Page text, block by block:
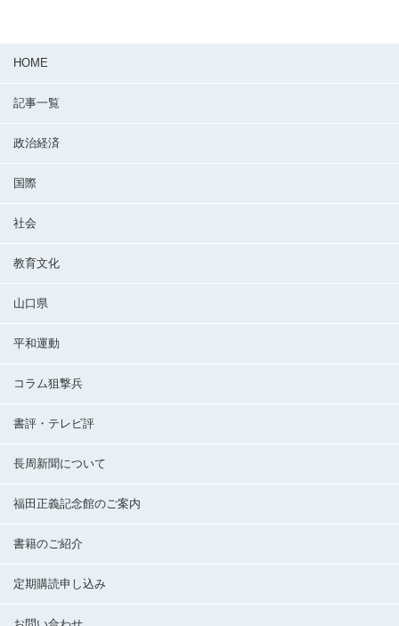
HOME
記事一覧
政治経済
国際
社会
教育文化
山口県
平和運動
コラム狙撃兵
書評・テレビ評
長周新聞について
福田正義記念館のご案内
書籍のご紹介
定期購読申し込み